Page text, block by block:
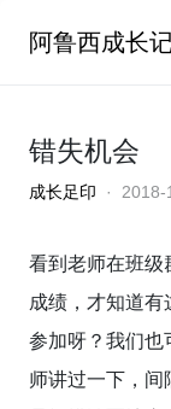
阿鲁西成长记
错失机会
成长足印 · 2018-
看到老师在班级
成绩，才知道有
参加呀？我们也
师讲过一下，间